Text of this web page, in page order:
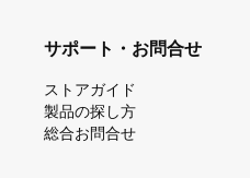
サポート・お問合せ
ストアガイド
製品の探し⽅
総合お問合せ